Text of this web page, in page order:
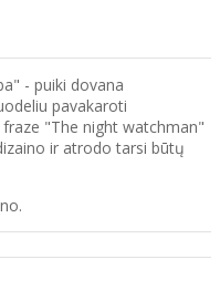
- puiki dovana
pavakaroti
"The night watchman"
ir atrodo tarsi būtų